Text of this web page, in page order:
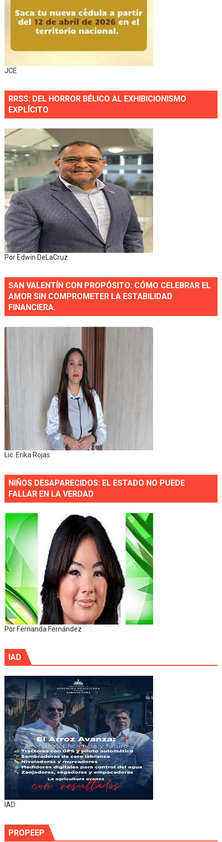
JCE
RRSS: DEL HORROR BÉLICO AL EXHIBICIONISMO
EXPLÍCITO
Por Edwin DeLaCruz
SAN VALENTÍN CON PROPÓSITO: CÓMO CELEBRAR EL
AMOR SIN COMPROMETER LA ESTABILIDAD
FINANCIERA.
Lic. Erika Rojas
NIÑOS DESAPARECIDOS: EL ESTADO NO PUEDE
FALLAR EN LA VERDAD
Por Fernanda Fernández
IAD
IAD
PROPEEP